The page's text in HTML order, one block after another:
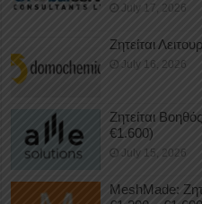
July 17, 2026
Ζητείται
July 16, 2026
Ζητείται
€1.600)
July 15, 2026
MeshMade: